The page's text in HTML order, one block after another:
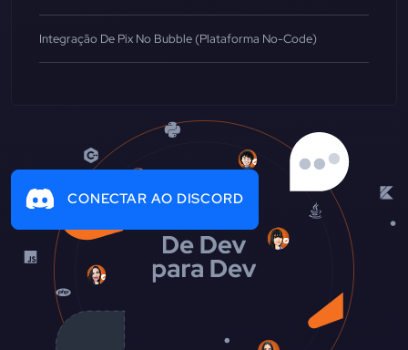
Integração De Pix No Bubble (Plataforma No-Code)
CONECTAR AO DISCORD